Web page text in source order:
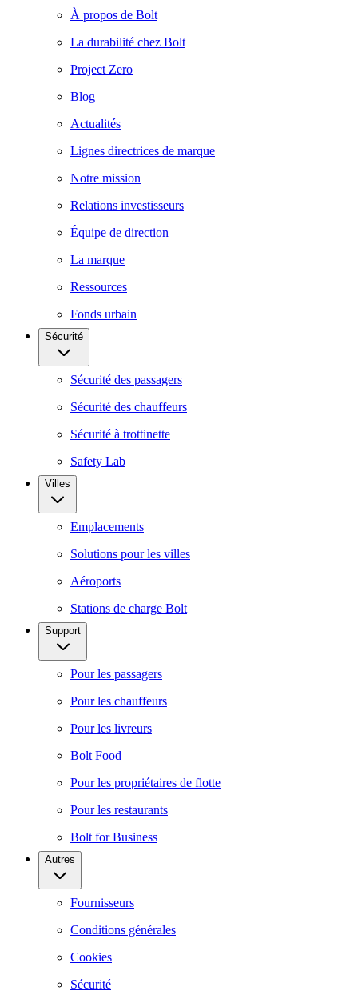
À propos de Bolt
La durabilité chez Bolt
Project Zero
Blog
Actualités
Lignes directrices de marque
Notre mission
Relations investisseurs
Équipe de direction
La marque
Ressources
Fonds urbain
Sécurité
Sécurité des passagers
Sécurité des chauffeurs
Sécurité à trottinette
Safety Lab
Villes
Emplacements
Solutions pour les villes
Aéroports
Stations de charge Bolt
Support
Pour les passagers
Pour les chauffeurs
Pour les livreurs
Bolt Food
Pour les propriétaires de flotte
Pour les restaurants
Bolt for Business
Autres
Fournisseurs
Conditions générales
Cookies
Sécurité